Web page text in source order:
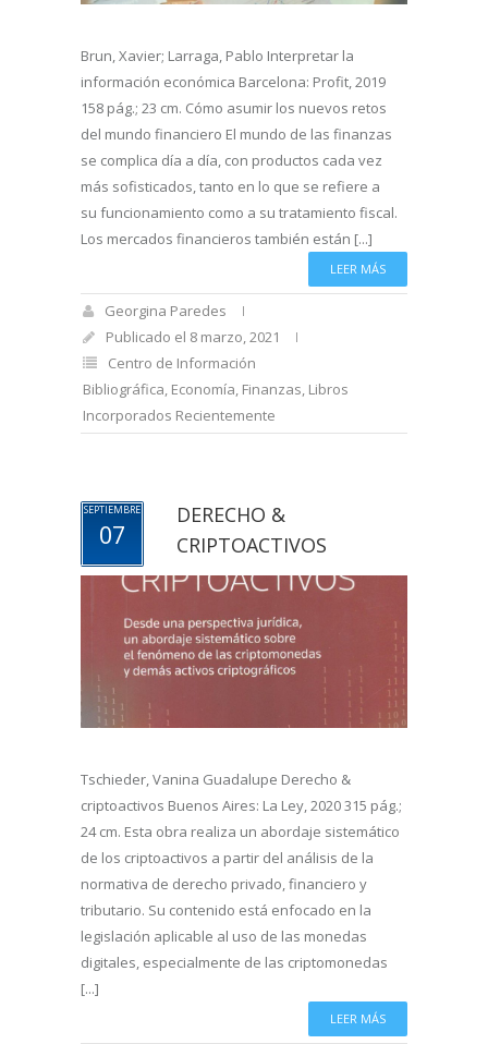
Brun, Xavier; Larraga, Pablo Interpretar la
información económica Barcelona: Profit, 2019
158 pág.; 23 cm. Cómo asumir los nuevos retos
del mundo financiero El mundo de las finanzas
se complica día a día, con productos cada vez
más sofisticados, tanto en lo que se refiere a
su funcionamiento como a su tratamiento fiscal.
Los mercados financieros también están [...]
LEER MÁS
Georgina Paredes
Publicado el 8 marzo, 2021
Centro de Información
Bibliográfica, Economía, Finanzas, Libros
Incorporados Recientemente
SEPTIEMBRE
07
DERECHO &
CRIPTOACTIVOS
Tschieder, Vanina Guadalupe Derecho &
criptoactivos Buenos Aires: La Ley, 2020 315 pág.;
24 cm. Esta obra realiza un abordaje sistemático
de los criptoactivos a partir del análisis de la
normativa de derecho privado, financiero y
tributario. Su contenido está enfocado en la
legislación aplicable al uso de las monedas
digitales, especialmente de las criptomonedas
[...]
LEER MÁS